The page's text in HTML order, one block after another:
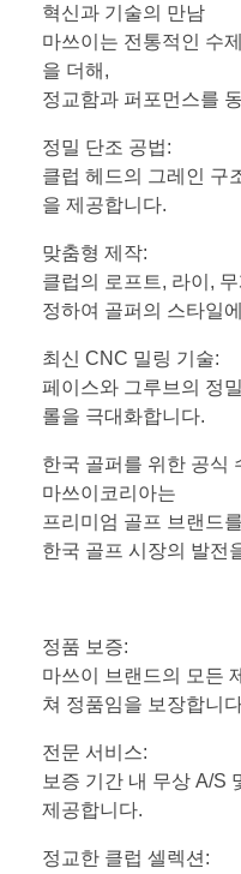
혁신과 기술의 만남
마쓰이는 전통적인 수
을 더해,
정교함과 퍼포먼스를
정밀 단조 공법:
클럽 헤드의 그레인 구
을 제공합니다.
맞춤형 제작:
클럽의 로프트, 라이,
정하여 골퍼의 스타일
최신 CNC 밀링 기술:
페이스와 그루브의 정
롤을 극대화합니다.
한국 골퍼를 위한 공식
마쓰이코리아는
프리미엄 골프 브랜드
한국 골프 시장의 발전
정품 보증:
마쓰이 브랜드의 모든
쳐 정품임을 보장합니
전문 서비스:
보증 기간 내 무상 A/S
제공합니다.
정교한 클럽 셀렉션: